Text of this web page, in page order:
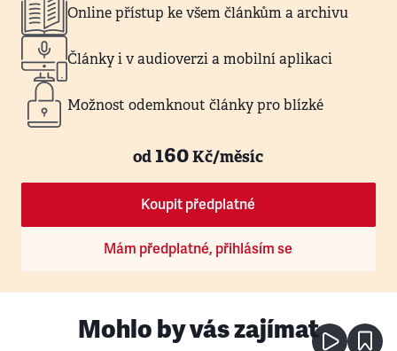
Online přístup ke všem článkům a archivu
Články i v audioverzi a mobilní aplikaci
Možnost odemknout články pro blízké
od160Kč/měsíc
Koupit předplatné
Mám předplatné, přihlásím se
Mohlo by vás zajímat